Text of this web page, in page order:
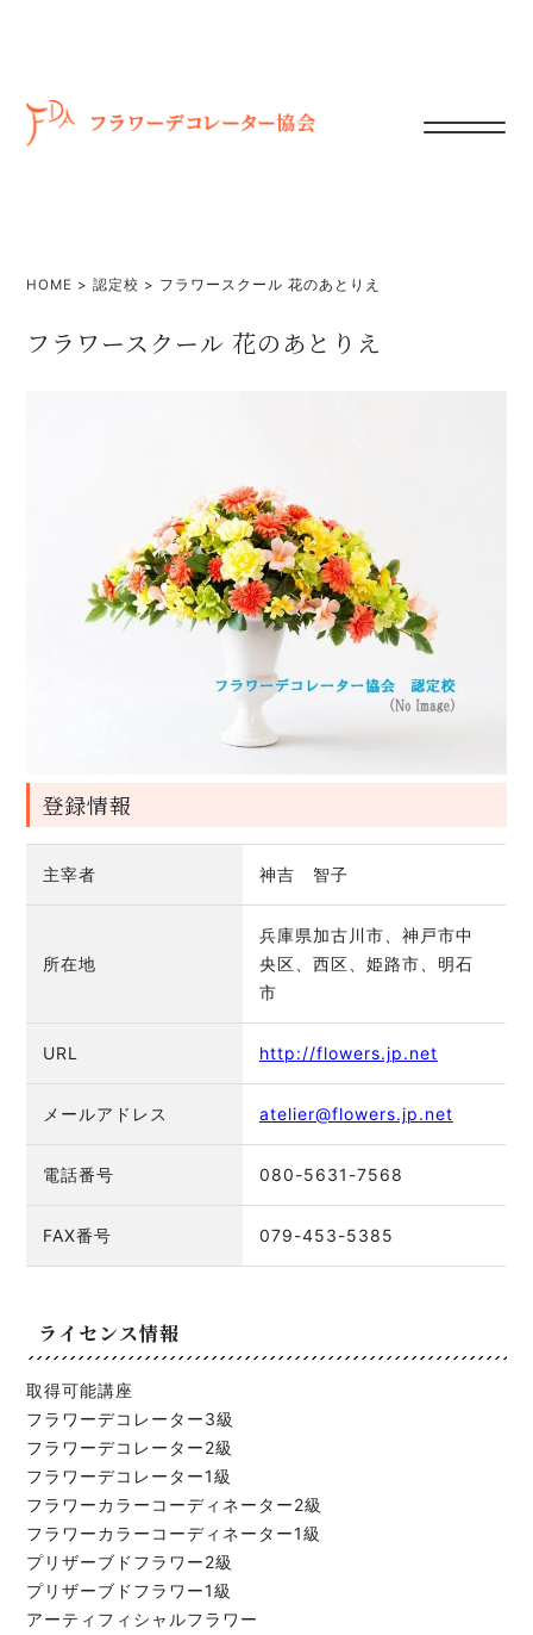
HOME >認定校 > フラワースクール 花のあとりえ
フラワースクール 花のあとりえ
登録情報
主宰者 神吉 智子
所在地
兵庫県加古川市、神戸市中
央区、西区、姫路市、明石
市
URL http://flowers.jp.net
メールアドレス atelier@flowers.jp.net
電話番号 080-5631-7568
FAX番号 079-453-5385
ライセンス情報
取得可能講座
フラワーデコレーター3級
フラワーデコレーター2級
フラワーデコレーター1級
フラワーカラーコーディネーター2級
フラワーカラーコーディネーター1級
プリザーブドフラワー2級
プリザーブドフラワー1級
アーティフィシャルフラワー